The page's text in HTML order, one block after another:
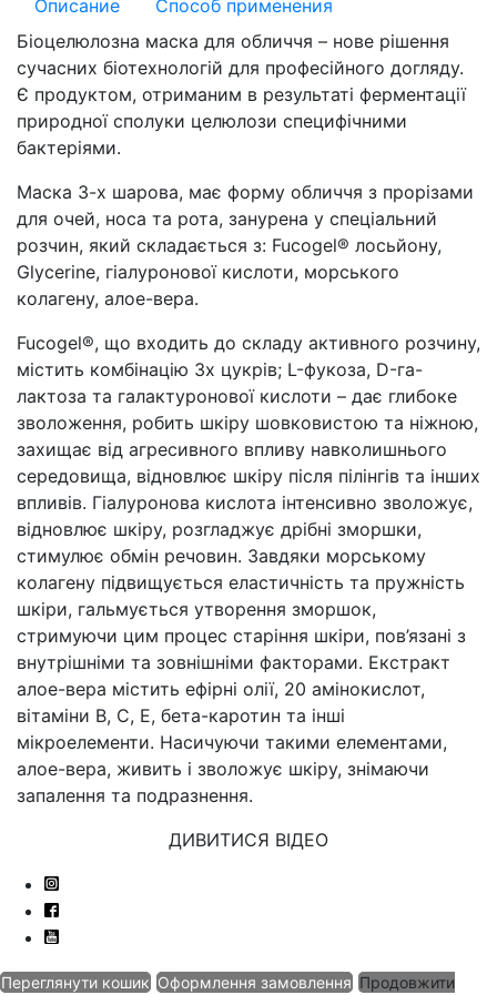
Описание
Способ применения
Біоцелюлозна маска для обличчя – нове рішення
сучасних біотехнологій для професійного догляду.
Є продуктом, отриманим в результаті ферментації
природної сполуки целюлози специфічними
бактеріями.
Маска 3-х шарова, має форму обличчя з прорізами
для очей, носа та рота, занурена у спеціальний
розчин, який складається з: Fucogel® лосьйону,
Glycerine, гіалуронової кислоти, морського
колагену, алое-вера.
Fucogel®, що входить до складу активного розчину,
містить комбінацію 3х цукрів; L-фукоза, D-га-
лактоза та галактуронової кислоти – дає глибоке
зволоження, робить шкіру шовковистою та ніжною,
захищає від агресивного впливу навколишнього
середовища, відновлює шкіру після пілінгів та інших
впливів. Гіалуронова кислота інтенсивно зволожує,
відновлює шкіру, розгладжує дрібні зморшки,
стимулює обмін речовин. Завдяки морському
колагену підвищується еластичність та пружність
шкіри, гальмується утворення зморшок,
стримуючи цим процес старіння шкіри, пов’язані з
внутрішніми та зовнішніми факторами. Екстракт
алое-вера містить ефірні олії, 20 амінокислот,
вітаміни B, C, E, бета-каротин та інші
мікроелементи. Насичуючи такими елементами,
алое-вера, живить і зволожує шкіру, знімаючи
запалення та подразнення.
ДИВИТИСЯ ВІДЕО
Переглянути кошик Оформлення замовлення Продовжити